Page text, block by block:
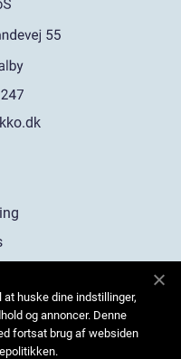
huske dine indstillinger,
og annoncer. Denne
fortsat brug af websiden